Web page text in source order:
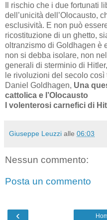
Il rischio che i due fortunati
dell’unicità dell’Olocausto,
esclusività. E non può
ricostituzione di un ghetto,
oltranzismo di Goldhagen è
non si debba isolare, non
generali di sterminio di
le rivoluzioni del secolo così
Daniel Goldhagen, Una
cattolica e l’Olocausto
I volenterosi carnefici di
Giuseppe Leuzzi alle 06:03
Nessun commento:
Posta un commento
‹